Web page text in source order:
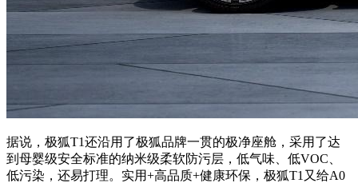
据说，极狐T1还沿用了极狐品牌一贯的极净座舱，采用了达
到母婴级安全标准的纳米级柔软防污层，低气味、低VOC、
低污染，还易打理。实用+高品质+健康环保，极狐T1又给A0